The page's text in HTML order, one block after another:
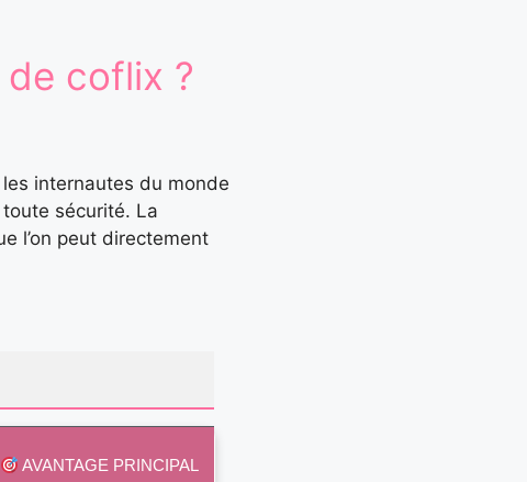
coflix ?
internautes du monde
sécurité. La
l’on peut directement
AVANTAGE PRINCIPAL